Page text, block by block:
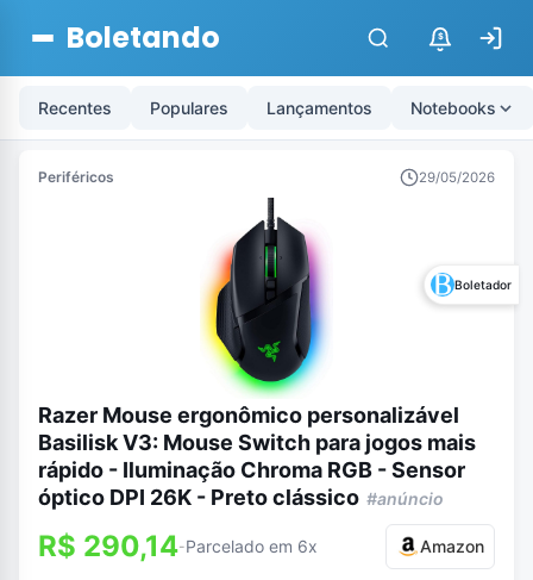
Boletando $
Recentes Populares Lançamentos Notebooks
Periféricos 29/05/2026
Boletador
Razer Mouse ergonômico personalizável
Basilisk V3: Mouse Switch para jogos mais
rápido - Iluminação Chroma RGB - Sensor
óptico DPI 26K - Preto clássico #anúncio
R$ 290,14-Parcelado em 6x Amazon